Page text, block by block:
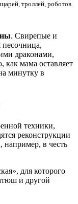
троллей, роботов
. Свирепые и
песочница,
драконами,
мама оставляет
минутку в
техники,
реконструкции
в честь
для которого
и другой